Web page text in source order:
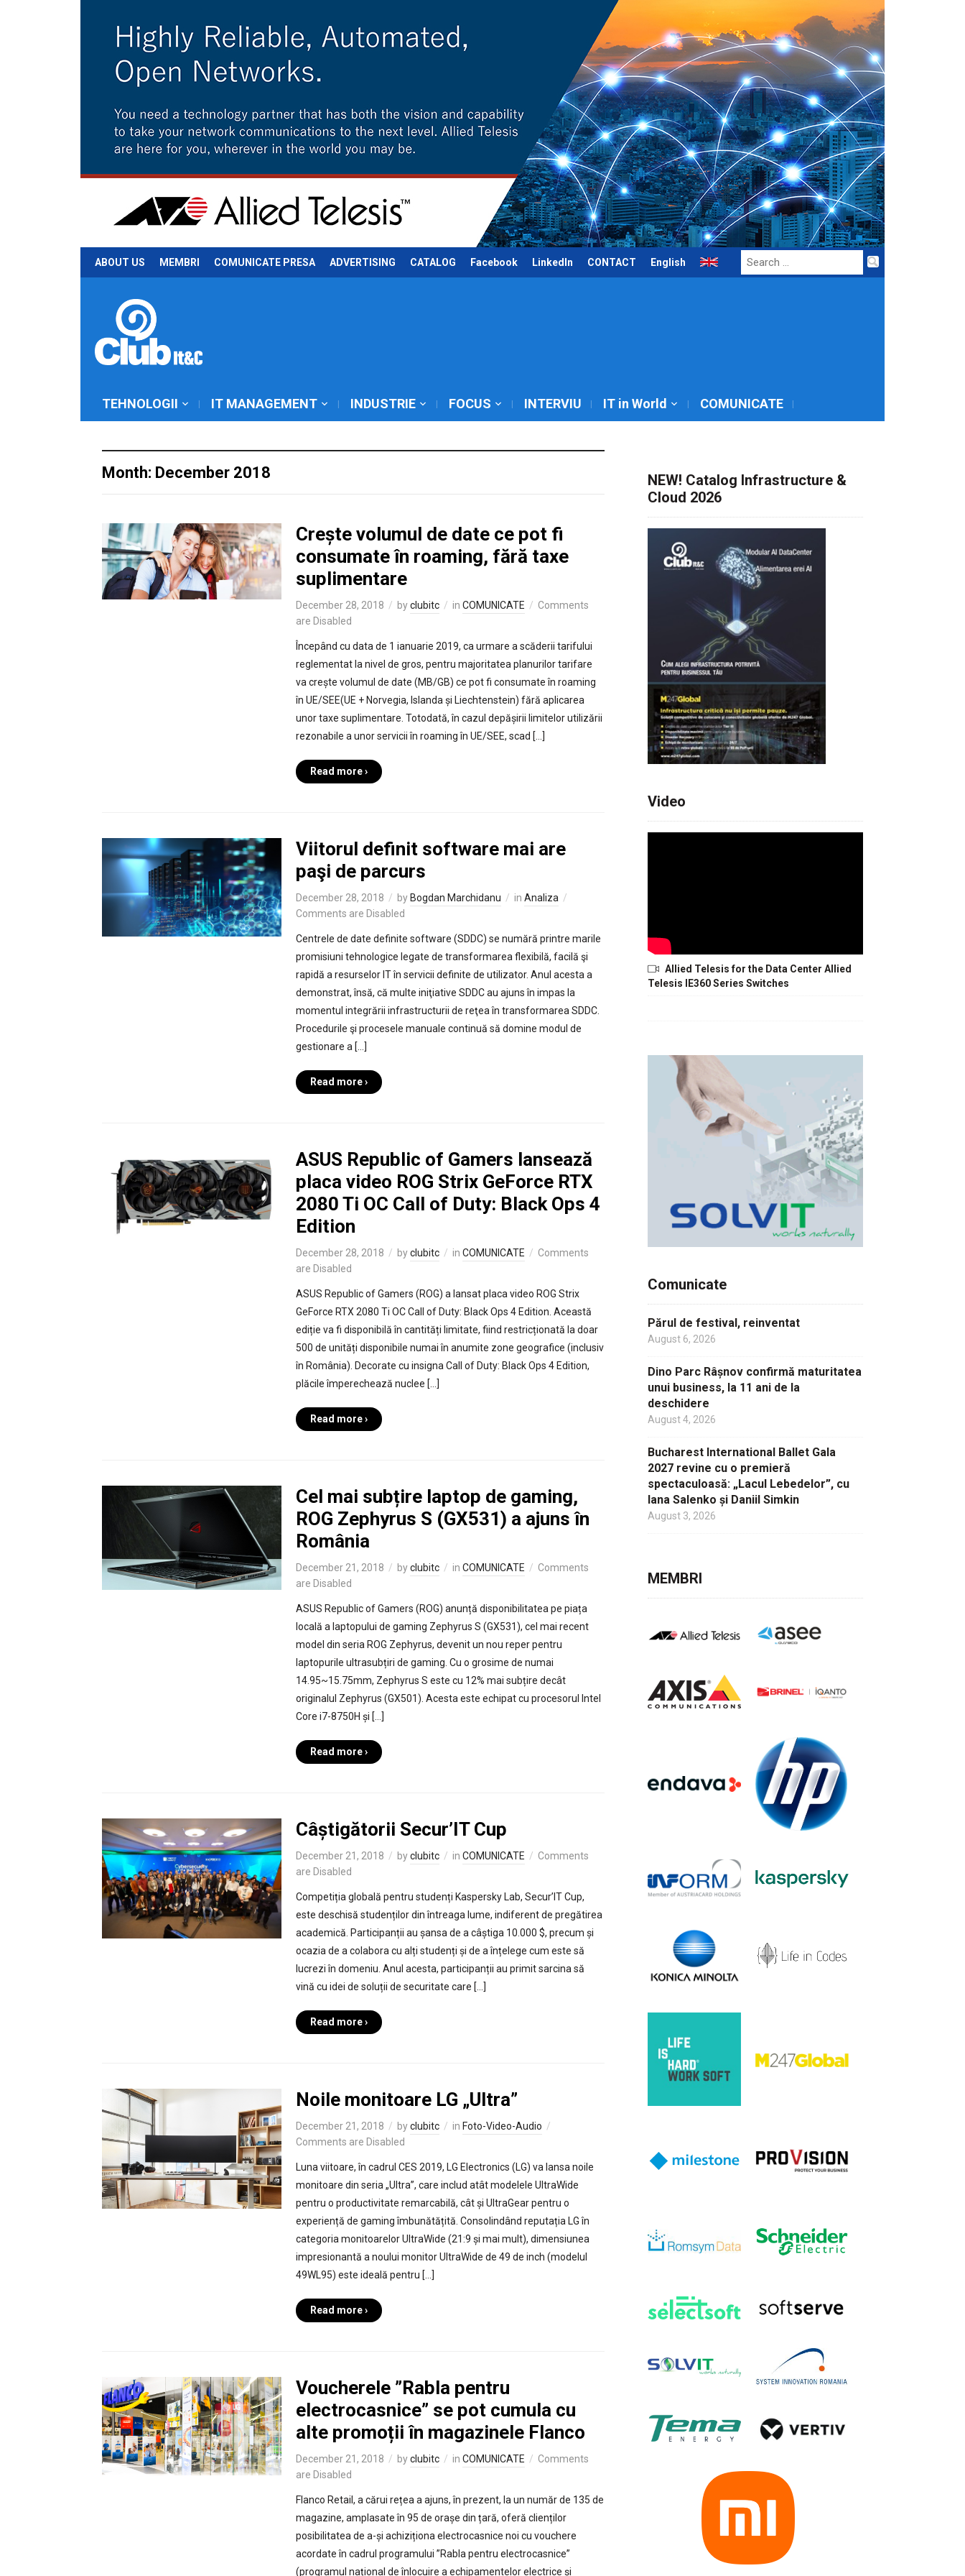
ABOUT US MEMBRI COMUNICATE PRESA ADVERTISING CATALOG Facebook LinkedIn CONTACT English
Search
for:
TEHNOLOGII IT MANAGEMENT INDUSTRIE FOCUS INTERVIU IT in World COMUNICATE
Month: December 2018
Crește volumul de date ce pot fi
consumate în roaming, fără taxe
suplimentare
December 28, 2018 byclubitc in COMUNICATE
Comments
are Disabled
Începând cu data de 1 ianuarie 2019, ca urmare a scăderii tarifului
reglementat la nivel de gros, pentru majoritatea planurilor tarifare
va crește volumul de date (MB/GB) ce pot fi consumate în roaming
în UE/SEE(UE + Norvegia, Islanda și Liechtenstein) fără aplicarea
unor taxe suplimentare. Totodată, în cazul depășirii limitelor utilizării
rezonabile a unor servicii în roaming în UE/SEE, scad […]
Read more ›
Viitorul definit software mai are
paşi de parcurs
December 28, 2018 by Bogdan Marchidanu in Analiza
Comments are Disabled
Centrele de date definite software (SDDC) se numără printre marile
promisiuni tehnologice legate de transformarea flexibilă, facilă şi
rapidă a resurselor IT în servicii definite de utilizator. Anul acesta a
demonstrat, însă, că multe iniţiative SDDC au ajuns în impas la
momentul integrării infrastructurii de reţea în transformarea SDDC.
Procedurile şi procesele manuale continuă să domine modul de
gestionare a […]
Read more ›
ASUS Republic of Gamers lansează
placa video ROG Strix GeForce RTX
2080 Ti OC Call of Duty: Black Ops 4
Edition
December 28, 2018 byclubitc in COMUNICATE
Comments
are Disabled
ASUS Republic of Gamers (ROG) a lansat placa video ROG Strix
GeForce RTX 2080 Ti OC Call of Duty: Black Ops 4 Edition. Această
ediție va fi disponibilă în cantități limitate, fiind restricționată la doar
500 de unități disponibile numai în anumite zone geografice (inclusiv
în România). Decorate cu insigna Call of Duty: Black Ops 4 Edition,
plăcile împerechează nuclee […]
Read more ›
Cel mai subțire laptop de gaming,
ROG Zephyrus S (GX531) a ajuns în
România
December 21, 2018 byclubitc in COMUNICATE
Comments
are Disabled
ASUS Republic of Gamers (ROG) anunță disponibilitatea pe piața
locală a laptopului de gaming Zephyrus S (GX531), cel mai recent
model din seria ROG Zephyrus, devenit un nou reper pentru
laptopurile ultrasubțiri de gaming. Cu o grosime de numai
14.95~15.75mm, Zephyrus S este cu 12% mai subțire decât
originalul Zephyrus (GX501). Acesta este echipat cu procesorul Intel
Core i7-8750H și […]
Read more ›
Câștigătorii Secur’IT Cup
December 21, 2018 byclubitc in COMUNICATE
Comments
are Disabled
Competiția globală pentru studenți Kaspersky Lab, Secur’IT Cup,
este deschisă studenților din întreaga lume, indiferent de pregătirea
academică. Participanții au șansa de a câștiga 10.000 $, precum și
ocazia de a colabora cu alți studenți și de a înțelege cum este să
lucrezi în domeniu. Anul acesta, participanții au primit sarcina să
vină cu idei de soluții de securitate care […]
Read more ›
Noile monitoare LG „Ultra”
December 21, 2018 byclubitc in Foto-Video-Audio
Comments are Disabled
Luna viitoare, în cadrul CES 2019, LG Electronics (LG) va lansa noile
monitoare din seria „Ultra”, care includ atât modelele UltraWide
pentru o productivitate remarcabilă, cât și UltraGear pentru o
experiență de gaming îmbunătățită. Consolindând reputația LG în
categoria monitoarelor UltraWide (21:9 și mai mult), dimensiunea
impresionantă a noului monitor UltraWide de 49 de inch (modelul
49WL95) este ideală pentru […]
Read more ›
Voucherele ”Rabla pentru
electrocasnice” se pot cumula cu
alte promoții în magazinele Flanco
December 21, 2018 byclubitc in COMUNICATE
Comments
are Disabled
Flanco Retail, a cărui rețea a ajuns, în prezent, la un număr de 135 de
magazine, amplasate în 95 de orașe din țară, oferă clienților
posibilitatea de a-și achiziționa electrocasnice noi cu vouchere
acordate în cadrul programului ”Rabla pentru electrocasnice”
(programul național de înlocuire a echipamentelor electrice și
NEW! Catalog Infrastructure &
Cloud 2026
Video
Allied Telesis for the Data Center Allied
Telesis IE360 Series Switches
Comunicate
Părul de festival, reinventat
August 6, 2026
Dino Parc Râșnov confirmă maturitatea
unui business, la 11 ani de la
deschidere
August 4, 2026
Bucharest International Ballet Gala
2027 revine cu o premieră
spectaculoasă: „Lacul Lebedelor”, cu
Iana Salenko și Daniil Simkin
August 3, 2026
MEMBRI